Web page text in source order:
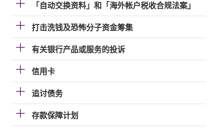
「自动交换资料」和「海外帐户税收合规法案」
打击洗钱及恐怖分子资金筹集
有关银行产品或服务的投诉
信用卡
追讨债务
存款保障计划